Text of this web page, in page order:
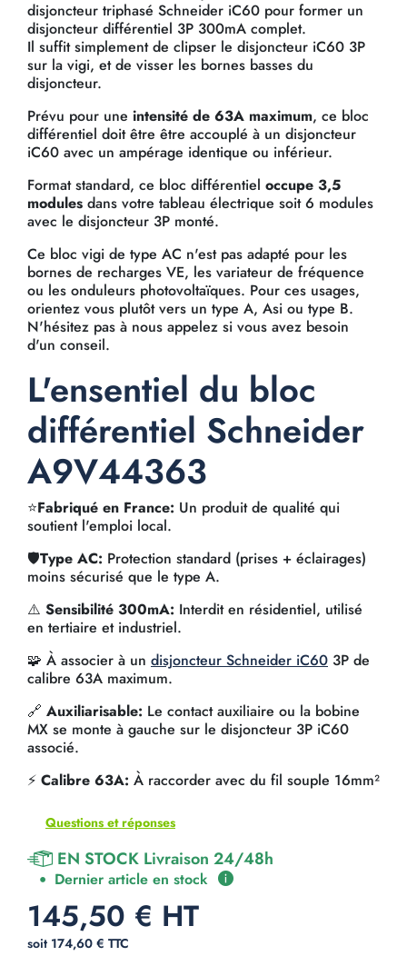
disjoncteur triphasé Schneider iC60 pour former un
disjoncteur différentiel 3P 300mA complet.
Il suffit simplement de clipser le disjoncteur iC60 3P
sur la vigi, et de visser les bornes basses du
disjoncteur.
Prévu pour une intensité de 63A maximum, ce bloc
différentiel doit être être accouplé à un disjoncteur
iC60 avec un ampérage identique ou inférieur.
Format standard, ce bloc différentiel occupe 3,5
modules dans votre tableau électrique soit 6 modules
avec le disjoncteur 3P monté.
Ce bloc vigi de type AC n'est pas adapté pour les
bornes de recharges VE, les variateur de fréquence
ou les onduleurs photovoltaïques. Pour ces usages,
orientez vous plutôt vers un type A, Asi ou type B.
N'hésitez pas à nous appelez si vous avez besoin
d'un conseil.
L'ensentiel du bloc
différentiel Schneider
A9V44363
⭐Fabriqué en France: Un produit de qualité qui
soutient l'emploi local.
🛡️Type AC: Protection standard (prises + éclairages)
moins sécurisé que le type A.
⚠️ Sensibilité 300mA: Interdit en résidentiel, utilisé
en tertiaire et industriel.
🧩 À associer à un disjoncteur Schneider iC60 3P de
calibre 63A maximum.
🔗 Auxiliarisable: Le contact auxiliaire ou la bobine
MX se monte à gauche sur le disjoncteur 3P iC60
associé.
⚡ Calibre 63A: À raccorder avec du fil souple 16mm²
Questions et réponses
EN STOCK Livraison 24/48h
Dernier article en stock
145,50 € HT
soit 174,60 € TTC